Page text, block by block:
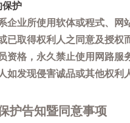
保护
企业所使用软体或程式、网
已取得权利人之同意及授权
资格，永久禁止使用网路服
如发现侵害诚品或其他权利
护告知暨同意事项